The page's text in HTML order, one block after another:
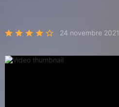
24 novembre 2021